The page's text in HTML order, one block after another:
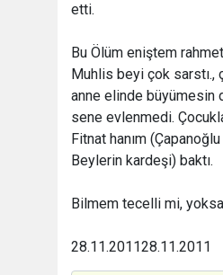
etti.
Bu Ölüm eniştem
Muhlis beyi çok sarstı.,
anne elinde büyümesin
sene evlenmedi.
Fitnat hanım
Beylerin kardeşi) baktı.
Bilmem tecelli mi,
28.11.2011
28.11.2011